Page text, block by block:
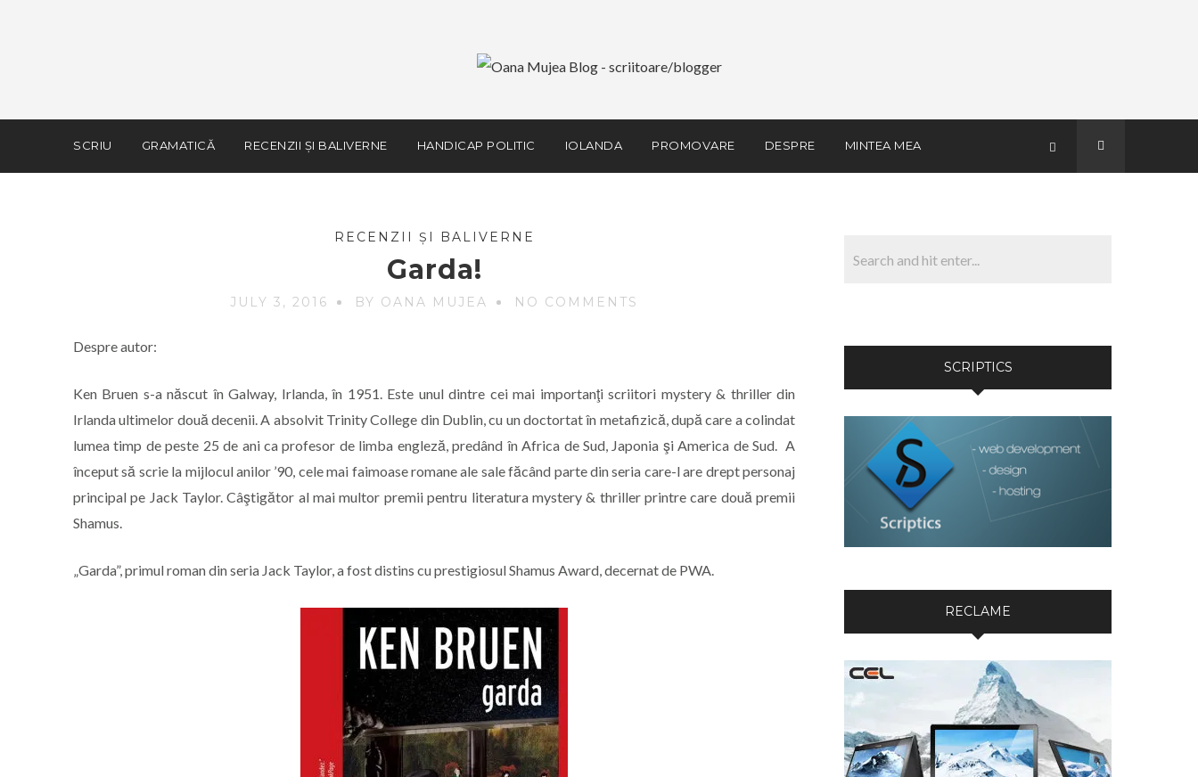
SCRIU GRAMATICĂ RECENZII ȘI BALIVERNE HANDICAP POLITIC IOLANDA PROMOVARE DESPRE MINTEA MEA
RECENZII ȘI BALIVERNE
Garda!
JULY 3, 2016 BY OANA MUJEA NO COMMENTS
Despre autor:
Ken Bruen s-a născut în Galway, Irlanda, în 1951. Este unul dintre cei mai importanţi scriitori mystery & thriller din
Irlanda ultimelor două decenii. A absolvit Trinity College din Dublin, cu un doctortat în metafizică, după care a colindat
lumea timp de peste 25 de ani ca profesor de limba engleză, predând în Africa de Sud, Japonia şi America de Sud. A
început să scrie la mijlocul anilor ’90, cele mai faimoase romane ale sale făcând parte din seria care-l are drept personaj
principal pe Jack Taylor. Câştigător al mai multor premii pentru literatura mystery & thriller printre care două premii
Shamus.
„Garda”, primul roman din seria Jack Taylor, a fost distins cu prestigiosul Shamus Award, decernat de PWA.
SCRIPTICS
RECLAME